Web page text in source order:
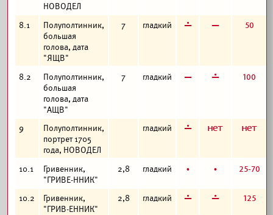
НОВОДЕЛ
8.1
Полуполтинник,
большая
голова, дата
"ЯЩВ"
7 гладкий г в 50
8.2
Полуполтинник,
большая
голова, дата
"АЩВ"
7 гладкий в г 100
9
Полуполтинник,
портрет 1705
года, НОВОДЕЛ
гладкий г а а
10.1
Гривенник,
"ГРИВЕ-ННИК"
2,8 гладкий б б 25-70
10.2
Гривенник,
"ГРИВ-ЕННИК"
2,8 гладкий г г 125